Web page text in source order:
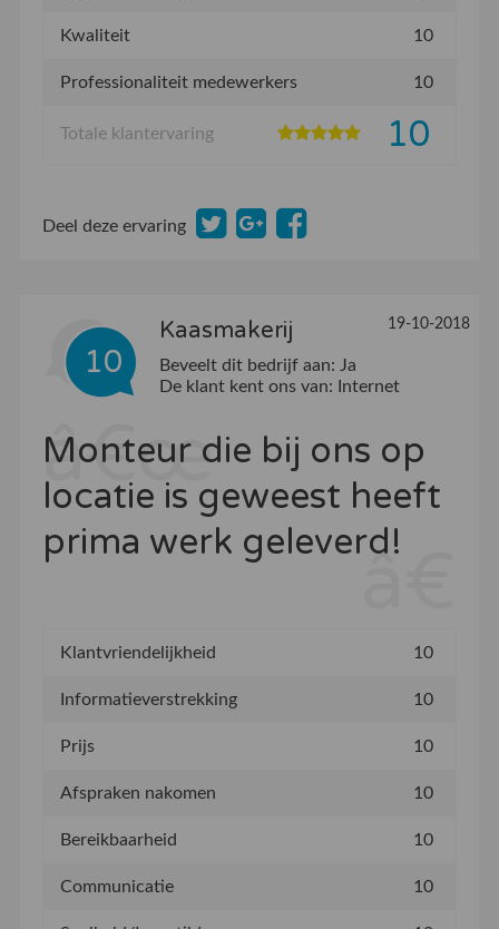
Kwaliteit 10
Professionaliteit medewerkers 10
Totale klantervaring 10
Deel deze ervaring
10
Kaasmakerij 19-10-2018
Beveelt dit bedrijf aan: Ja
De klant kent ons van:
Internet
Monteur die bij ons op
locatie is geweest heeft
prima werk geleverd!
Klantvriendelijkheid 10
Informatieverstrekking 10
Prijs 10
Afspraken nakomen 10
Bereikbaarheid 10
Communicatie 10